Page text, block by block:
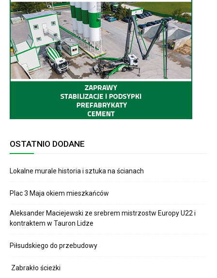
OSTATNIO DODANE
Lokalne murale historia i sztuka na ścianach
Plac 3 Maja okiem mieszkańców
Aleksander Maciejewski ze srebrem mistrzostw Europy U22 i
kontraktem w Tauron Lidze
Piłsudskiego do przebudowy
Zabrakło ścieżki